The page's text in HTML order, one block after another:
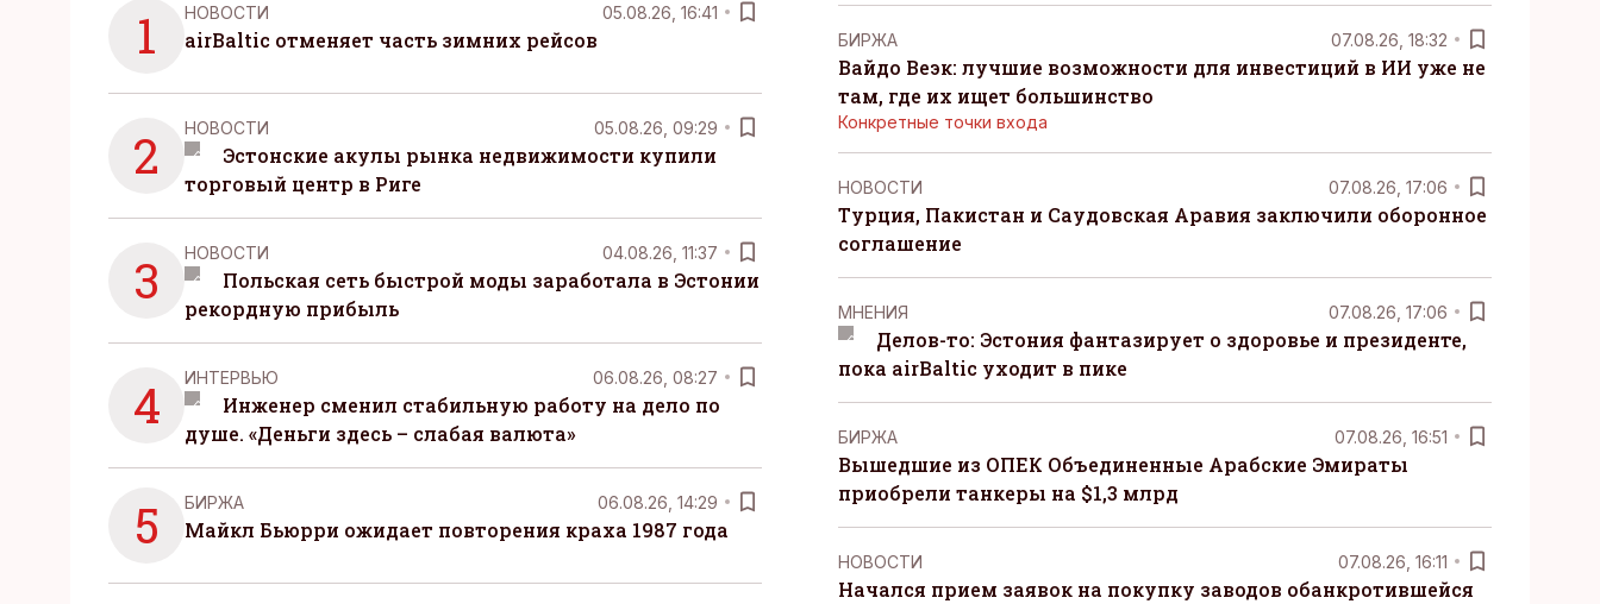
1 НОВОСТИ 05.08.26, 16:41
airBaltic отменяет часть зимних рейсов
2 НОВОСТИ 05.08.26, 09:29
Эстонские акулы рынка недвижимости купили
торговый центр в Риге
3 НОВОСТИ 04.08.26, 11:37
Польская сеть быстрой моды заработала в Эстонии
рекордную прибыль
4 ИНТЕРВЬЮ 06.08.26, 08:27
Инженер сменил стабильную работу на дело по
душе. «Деньги здесь – слабая валюта»
5 БИРЖА 06.08.26, 14:29
Майкл Бьюрри ожидает повторения краха 1987 года
БИРЖА 07.08.26, 18:32
Вайдо Веэк: лучшие возможности для инвестиций в ИИ уже не
там, где их ищет большинство
Конкретные точки входа
НОВОСТИ 07.08.26, 17:06
Турция, Пакистан и Саудовская Аравия заключили оборонное
соглашение
MНЕНИЯ 07.08.26, 17:06
Делов-то: Эстония фантазирует о здоровье и президенте,
пока airBaltic уходит в пике
БИРЖА 07.08.26, 16:51
Вышедшие из ОПЕК Объединенные Арабские Эмираты
приобрели танкеры на $1,3 млрд
НОВОСТИ 07.08.26, 16:11
Начался прием заявок на покупку заводов обанкротившейся